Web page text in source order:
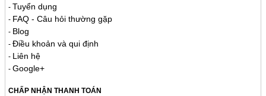
- Tuyển dụng
- FAQ - Câu hỏi thường gặp
- Blog
- Điều khoản và qui định
- Liên hệ
- Google+
CHẤP NHẬN THANH TOÁN